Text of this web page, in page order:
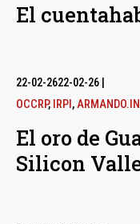
El
22-02-2622-02-26
OCCRP, IRPI ,
El oro de
Silicon